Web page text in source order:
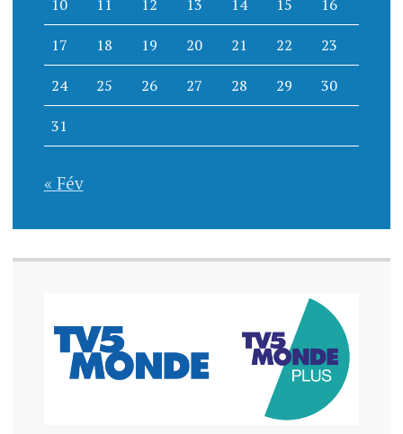
10 11 12 13 14 15 16
17 18 19 20 21 22 23
24 25 26 27 28 29 30
31
« Fév